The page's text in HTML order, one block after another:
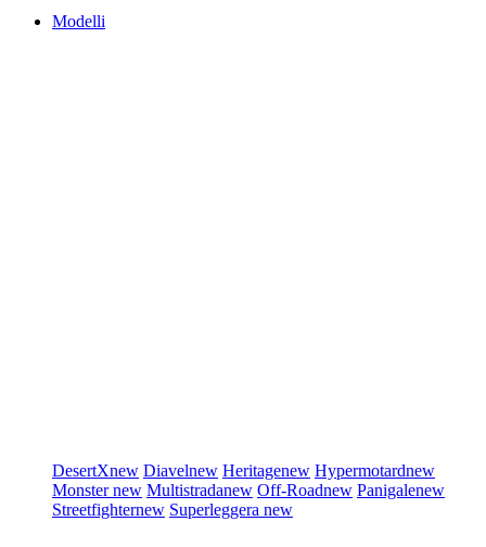
Modelli
DesertXnew Diavelnew Heritagenew Hypermotardnew
Monsternew Multistradanew Off-Roadnew Panigalenew
Streetfighternew Superleggera new